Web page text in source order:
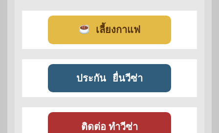
เลี้ยงกาแฟ
ประกัน ยื่นวีซ่า
ติดต่อ ทำวีซ่า